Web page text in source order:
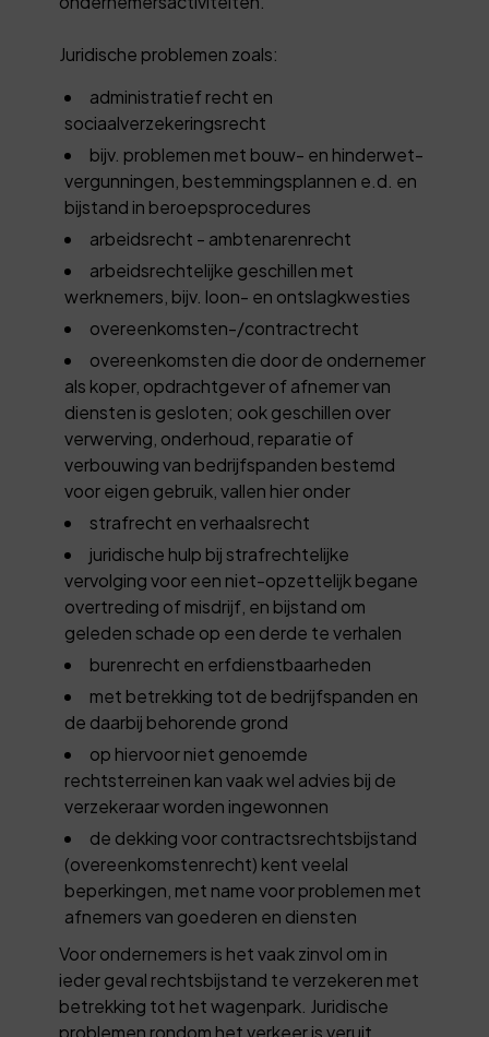
Juridische problemen zoals:
administratief recht en
sociaalverzekeringsrecht
bijv. problemen met bouw- en hinderwet-
vergunningen, bestemmingsplannen e.d. en
bijstand in beroepsprocedures
arbeidsrecht - ambtenarenrecht
arbeidsrechtelijke geschillen met
werknemers, bijv. loon- en ontslagkwesties
overeenkomsten-/contractrecht
overeenkomsten die door de ondernemer
als koper, opdrachtgever of afnemer van
diensten is gesloten; ook geschillen over
verwerving, onderhoud, reparatie of
verbouwing van bedrijfspanden bestemd
voor eigen gebruik, vallen hier onder
strafrecht en verhaalsrecht
juridische hulp bij strafrechtelijke
vervolging voor een niet-opzettelijk begane
overtreding of misdrijf, en bijstand om
geleden schade op een derde te verhalen
burenrecht en erfdienstbaarheden
met betrekking tot de bedrijfspanden en
de daarbij behorende grond
op hiervoor niet genoemde
rechtsterreinen kan vaak wel advies bij de
verzekeraar worden ingewonnen
de dekking voor contractsrechtsbijstand
(overeenkomstenrecht) kent veelal
beperkingen, met name voor problemen met
afnemers van goederen en diensten
Voor ondernemers is het vaak zinvol om in
ieder geval rechtsbijstand te verzekeren met
betrekking tot het wagenpark. Juridische
problemen rondom het verkeer is veruit